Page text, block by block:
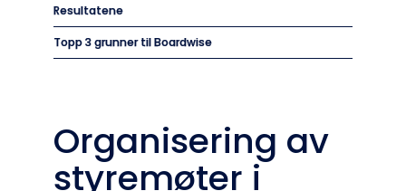
Resultatene
Topp 3 grunner til Boardwise
Organisering av
styremøter i